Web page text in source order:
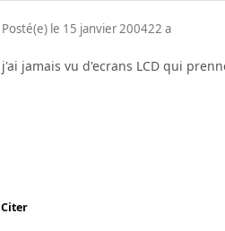
Posté(e) le 15 janvier 200422 a
j'ai jamais vu d'ecrans LCD qui
Citer